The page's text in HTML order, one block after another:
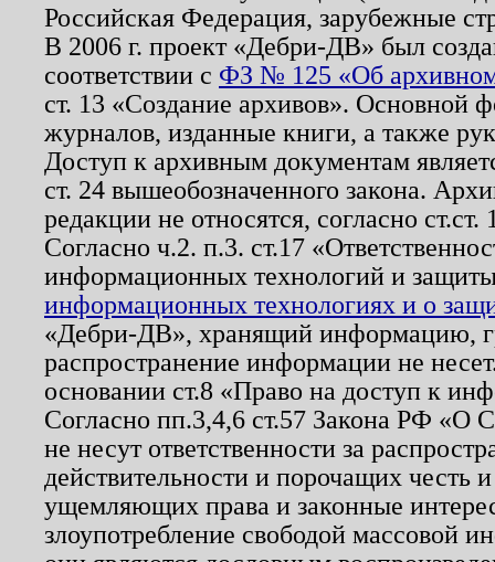
Российская Федерация, зарубежные
В 2006 г. проект «Дебри-ДВ» был
соответствии с ФЗ № 125 «Об
ст. 13 «Создание архивов». Основной
журналов, изданные книги, а также
Доступ к архивным документам
ст. 24 вышеобозначенного закона.
редакции не относятся, согласно
Согласно ч.2. п.3. ст.17
информационных технологий и
информационных технологиях и о
«Дебри-ДВ», хранящий информацию,
распространение информации не
основании ст.8 «Право на доступ к
Согласно пп.3,4,6 ст.57 Закона РФ «О
не несут ответственности за
действительности и порочащих честь
ущемляющих права и законные
злоупотребление свободой массовой